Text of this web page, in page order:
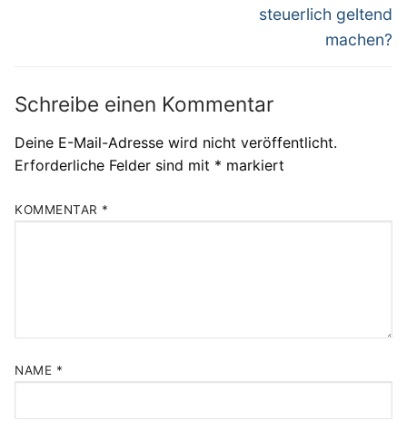
steuerlich geltend
machen?
Schreibe einen Kommentar
Deine E-Mail-Adresse wird nicht veröffentlicht.
Erforderliche Felder sind mit * markiert
KOMMENTAR *
NAME *